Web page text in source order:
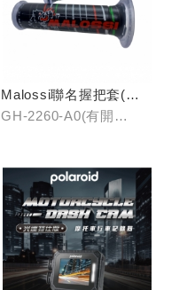
Malossi聯名握把套(有
開口)/(無開口)
GH-2260-A0(有開